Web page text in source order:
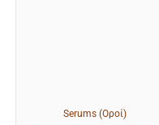
Serums (Οροί)